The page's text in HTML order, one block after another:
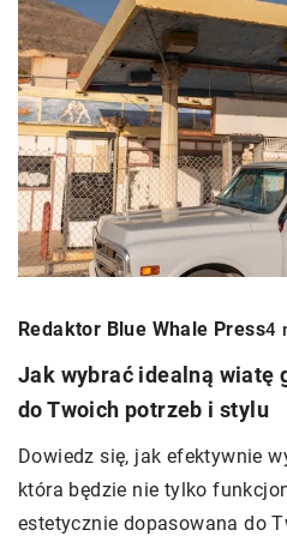
Redaktor Blue Whale Press4
Jak wybrać idealną wiatę
do Twoich potrzeb i stylu
Dowiedz się, jak efektywnie
która będzie nie tylko
estetycznie dopasowana do